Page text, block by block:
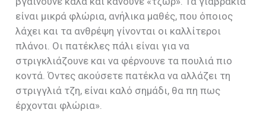
είναι μικρά φλώρια, ανήλικα μαθές, που όποιος
λάχει και τα ανθρέψη γίνονται οι καλλίτεροι
πλάνοι. Οι πατέκλες πάλι είναι για να
στριγκλιάζουνε και να φέρνουνε τα πουλιά πιο
κοντά. Όντες ακούσετε πατέκλα να αλλάζει τη
στριγγλιά τζη, είναι καλό σημάδι, θα πη πως
έρχονται φλώρια».